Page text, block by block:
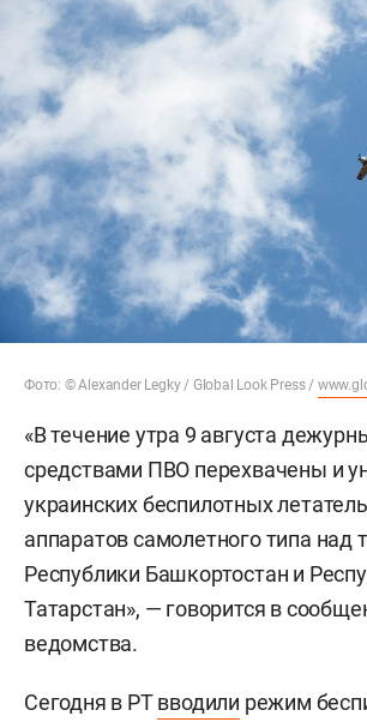
Фото: © Alexander Legky / Global Look Press /
«В течение утра 9 августа
средствами ПВО перехвачены и
украинских беспилотных
аппаратов самолетного типа над
Республики Башкортостан и
Татарстан», — говорится в
ведомства.
Сегодня в РТвводили режим